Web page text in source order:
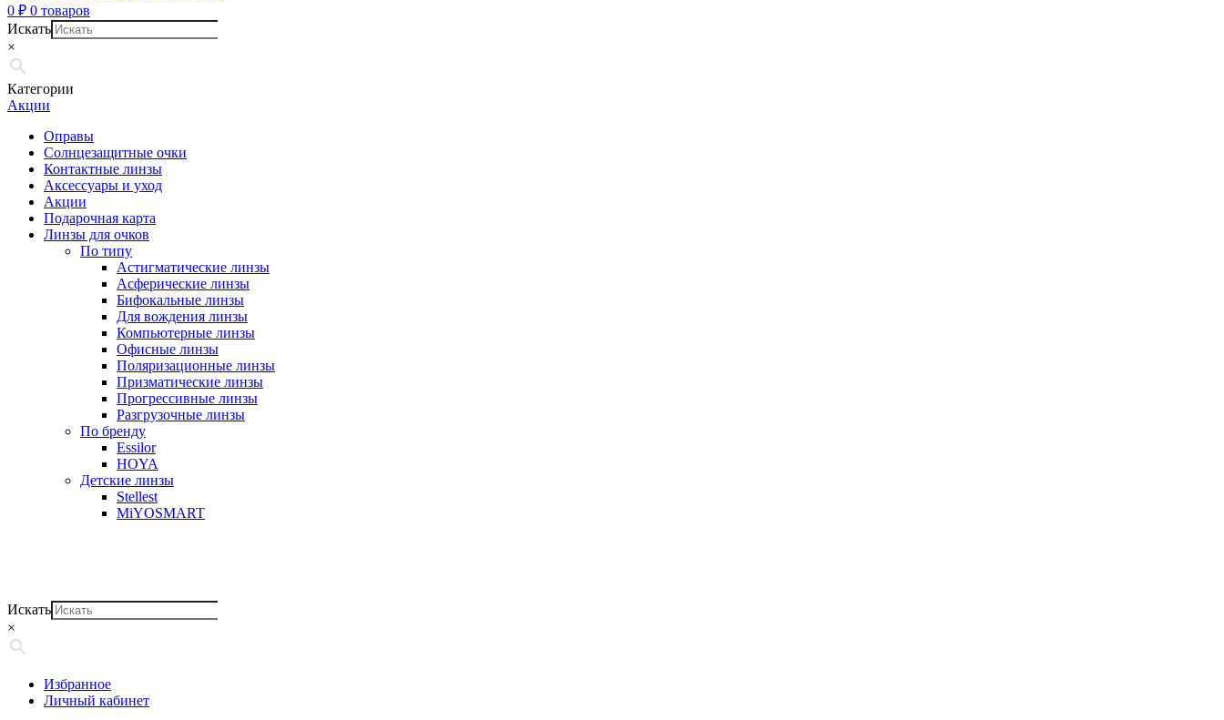
0 ₽ 0 товаров
Искать
×
Категории
Акции
Оправы
Солнцезащитные очки
Контактные линзы
Аксессуары и уход
Акции
Подарочная карта
Линзы для очков
По типу
Астигматические линзы
Асферические линзы
Бифокальные линзы
Для вождения линзы
Компьютерные линзы
Офисные линзы
Поляризационные линзы
Призматические линзы
Прогрессивные линзы
Разгрузочные линзы
По бренду
Essilor
HOYA
Детские линзы
Stellest
MiYOSMART
Искать
×
Избранное
Личный кабинет